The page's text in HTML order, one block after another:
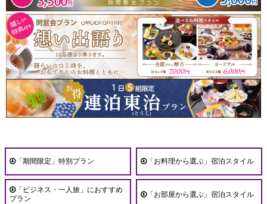
「期間限定」特別プラン 「お料理から選ぶ」宿泊スタイル
「ビジネス・一人旅」におすすめ
プラン
「お部屋から選ぶ」宿泊スタイル